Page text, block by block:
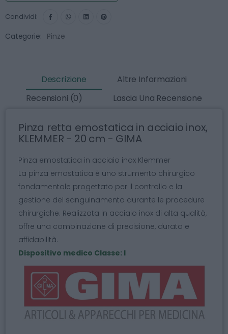
Condividi:
Categorie: Pinze
Descrizione
Altre Informazioni
Recensioni (0)
Lascia Una Recensione
Pinza retta emostatica in acciaio inox,
KLEMMER - 20 cm - GIMA
Pinza emostatica in acciaio inox Klemmer
La pinza emostatica è uno strumento chirurgico
fondamentale progettato per il controllo e la
gestione del sanguinamento durante le procedure
chirurgiche. Realizzata in acciaio inox di alta qualità,
offre una combinazione di precisione, durata e
affidabilità.
Dispositivo medico Classe: I